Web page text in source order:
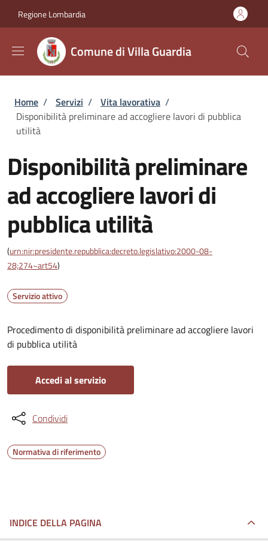
Regione Lombardia
Comune di Villa Guardia
Briciole di pane
Home / Servizi / Vita lavorativa /
Disponibilità preliminare ad accogliere lavori di pubblica
utilità
Disponibilità preliminare
ad accogliere lavori di
pubblica utilità
(urn:nir:presidente.repubblica:decreto.legislativo:2000-08-
28;274~art54)
Servizio attivo
Procedimento di disponibilità preliminare ad accogliere lavori
di pubblica utilità
Accedi al servizio
Condividi
Normativa di riferimento
INDICE DELLA PAGINA